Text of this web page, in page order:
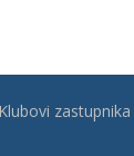
Klubovi zastupnika